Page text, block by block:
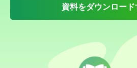
資料をダウンロード